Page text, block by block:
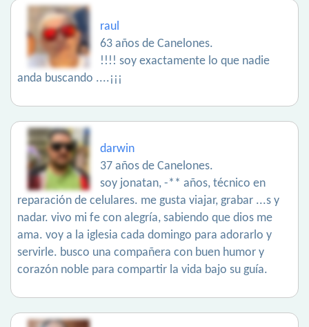
raul
63 años de Canelones.
!!!! soy exactamente lo que nadie
anda buscando ....¡¡¡
darwin
37 años de Canelones.
soy jonatan, -** años, técnico en
reparación de celulares. me gusta viajar, grabar ...s y
nadar. vivo mi fe con alegría, sabiendo que dios me
ama. voy a la iglesia cada domingo para adorarlo y
servirle. busco una compañera con buen humor y
corazón noble para compartir la vida bajo su guía.